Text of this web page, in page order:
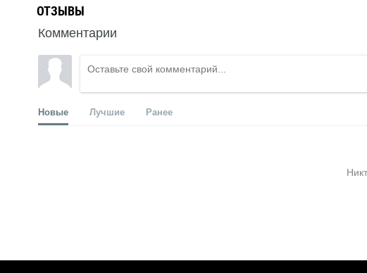
ОТЗЫВЫ
Комментарии
Новые Лучшие Ранее